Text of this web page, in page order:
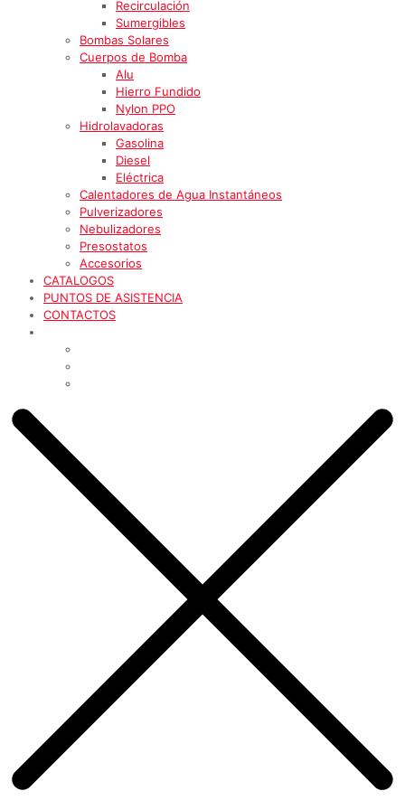
Recirculación
Sumergibles
Bombas Solares
Cuerpos de Bomba
Alu
Hierro Fundido
Nylon PPO
Hidrolavadoras
Gasolina
Diesel
Eléctrica
Calentadores de Agua Instantáneos
Pulverizadores
Nebulizadores
Presostatos
Accesorios
CATALOGOS
PUNTOS DE ASISTENCIA
CONTACTOS